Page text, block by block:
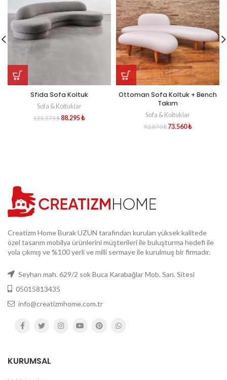
Sfida Sofa Koltuk
Sofa & Koltuklar
121.573₺ 88.295₺
Ottoman Sofa Koltuk + Bench
Takım
Sofa & Koltuklar
92.870₺ 73.560₺
Creatizm Home Burak UZUN tarafından kurulan yüksek kalitede
özel tasarım mobilya ürünlerini müşterileri ile buluşturma hedefi ile
yola çıkmış ve %100 yerli ve milli sermaye ile kurulmuş bir firmadır.
Seyhan mah. 629/2 sok Buca Karabağlar Mob. San. Sitesi
05015813435
info@creatizmhome.com.tr
KURUMSAL